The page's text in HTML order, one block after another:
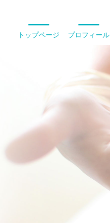
トップページ プロフィール